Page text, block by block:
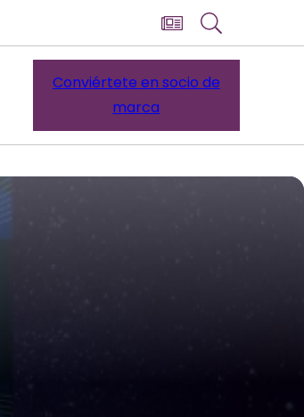
Conviértete en socio de
marca